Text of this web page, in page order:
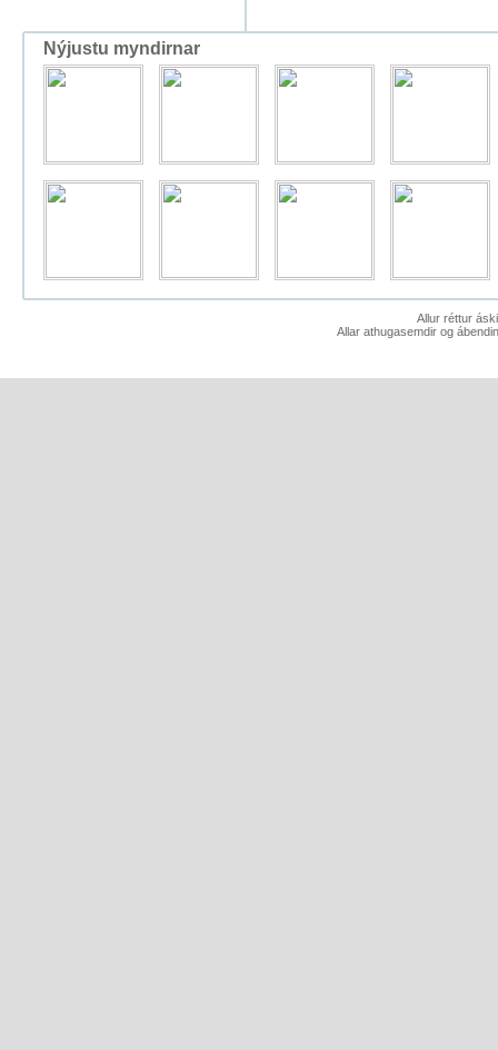
Nýjustu myndirnar
Allur réttur
Allar athugasemdir og